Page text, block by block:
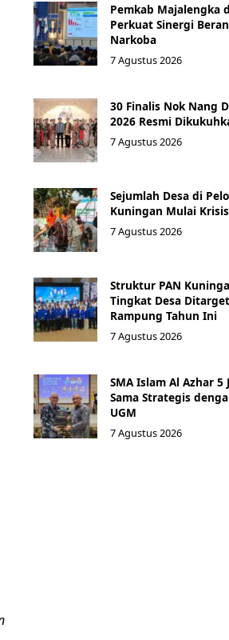
Pemkab Majalengka
Perkuat Sinergi
Narkoba
7 Agustus 2026
30 Finalis Nok Nang
2026 Resmi
7 Agustus 2026
Sejumlah Desa di
Kuningan Mulai
7 Agustus 2026
Struktur PAN
Tingkat Desa
Rampung Tahun Ini
7 Agustus 2026
SMA Islam Al Azhar 5
Sama Strategis
UGM
7 Agustus 2026